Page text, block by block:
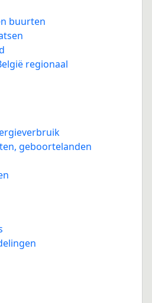
buurten
regionaal
geboortelanden